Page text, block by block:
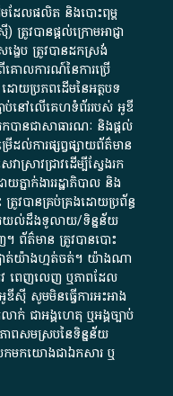
ម​ដែល​ផលិត​ និង​បោះពុម្ព​
រូវ​បាន​ផ្តល់​ក្រោម​អាជ្ញា
ខេប​ ត្រូវ​បាន​ដកស្រង់​
ោលការណ៍​នៃ​ការ​ប្រើ
ោយ​ប្រភពដើម​នៃ​​អត្ថបទ
ាប់​នៅ​លើ​គេហទំព័រ​របស់​ អូ​ឌី​
បានជា​សាធារណៈ​ និង​ផ្តល់​
ល់ការ​ផ្សព្វផ្សាយ​ព័ត៌មាន​
ស្រាវជ្រាវ​ដើម្បី​ស្វែងរក
នាក់ងារ​រដ្ឋាភិបាល​ និង
រូវ​បាន​គ្រប់គ្រង​ដោយ​ប្រព័ន្ធ​
រ​យល់​ដឹង​ទូលាយ​/​ទិន្នន័យ​
ត៌មាន​ ត្រូវ​បាន​បោះ
ទាត់​យ៉ាង​ហ្មត់ចត់​។​ យ៉ាងណា​
វ​ ពេញលេញ​ ឬ​ភាព​ដែល​
ឌី​ស៊ី​ សូម​មិន​ធ្វើការ​អះអាង​
ាក់​ ជា​អង្គហេតុ​ ឬ​អង្គច្បាប់​
ាព​សម​ស្រប​នៃ​ទិន្នន័យ​
ក​មក​យោង​ជា​ឯកសារ​ ឬ​